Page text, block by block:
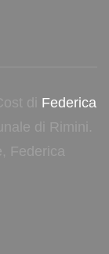
di Federica
di Rimini.
Federica